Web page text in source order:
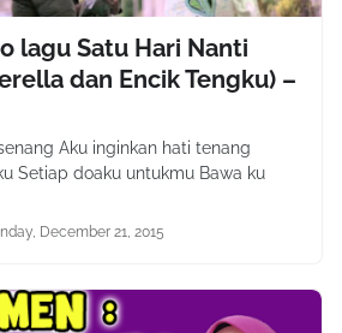
lagu Satu Hari Nanti
dan Encik Tengku) –
Aku inginkan hati tenang
Setiap doaku untukmu Bawa ku
December 21, 2015